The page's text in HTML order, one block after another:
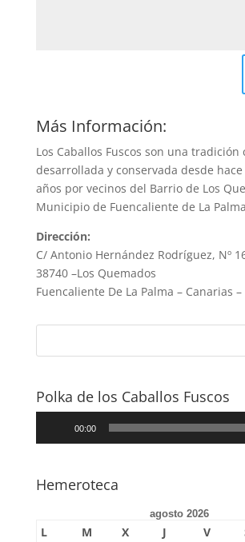
Más Información:
Los Caballos Fuscos son una tradición
desarrollada y conservada desde
años por vecinos del Barrio de Los
Municipio de Fuencaliente de La
Dirección:
C/ Antonio Hernández Rodríguez, Nº
38740 –Los Quemados
Fuencaliente De La Palma – Canarias –
Polka de los Caballos Fuscos
00:00
Hemeroteca
agosto 2026
L M X J V